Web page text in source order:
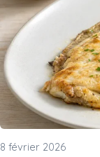
8 février 2026